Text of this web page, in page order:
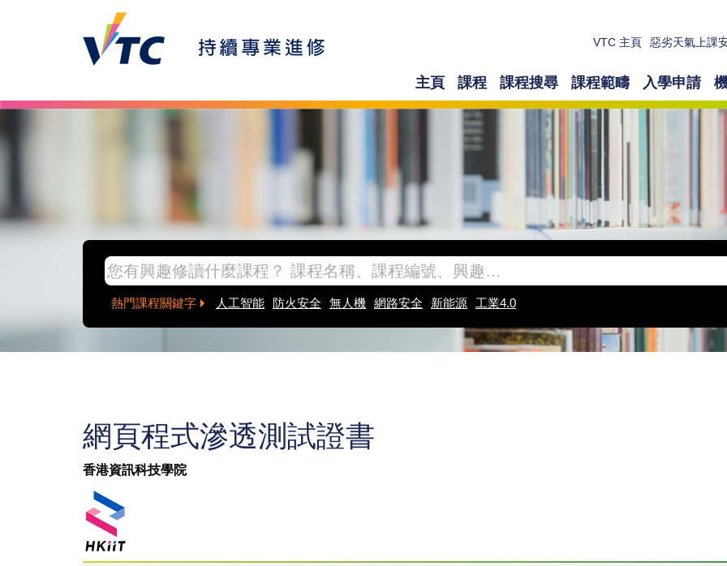
Skip to main content
VTC 主頁 惡劣天氣上課
主頁 課程 課程搜尋 課程範疇 入學申請
熱門課程關鍵字 人工智能 防火安全 無人機 網路安全 新能源 工業4.0
網頁程式滲透測試證書
香港資訊科技學院